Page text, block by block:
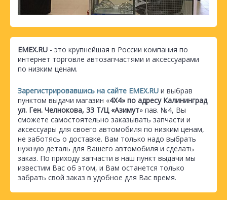
EMEX.RU - это крупнейшая в России компания по
интернет торговле автозапчастями и аксессуарами
по низким ценам.
Зарегистрировавшись на сайте EMEX.RU и выбрав
пунктом выдачи магазин «4Х4» по адресу Калининград
ул. Ген. Челнокова, 33 Т/Ц «Азимут» пав. №4, Вы
сможете самостоятельно заказывать запчасти и
аксессуары для своего автомобиля по низким ценам,
не заботясь о доставке. Вам только надо выбрать
нужную деталь для Вашего автомобиля и сделать
заказ. По приходу запчасти в наш пункт выдачи мы
известим Вас об этом, и Вам останется только
забрать свой заказ в удобное для Вас время.